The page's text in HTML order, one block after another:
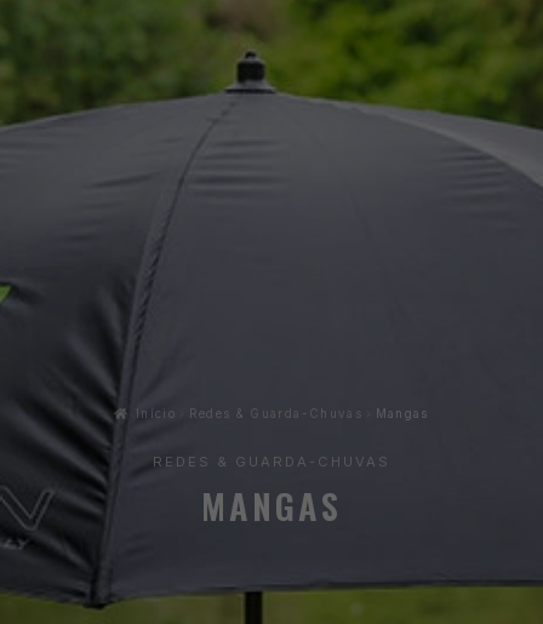
Início Redes & Guarda-Chuvas Mangas
REDES & GUARDA-CHUVAS
MANGAS